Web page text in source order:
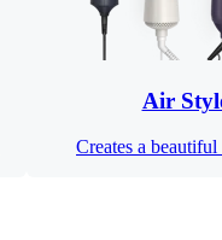
Air
Creates a